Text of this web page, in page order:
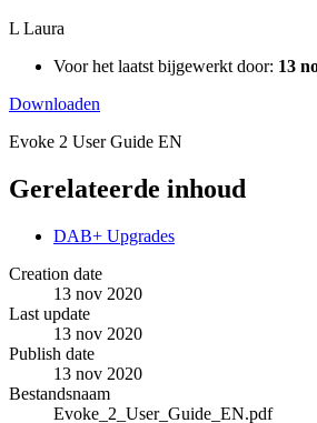
L Laura
Voor het laatst bijgewerkt door: 13
Downloaden
Evoke 2 User Guide EN
Gerelateerde inhoud
DAB+ Upgrades
Creation date
13 nov 2020
Last update
13 nov 2020
Publish date
13 nov 2020
Bestandsnaam
Evoke_2_User_Guide_EN.pdf